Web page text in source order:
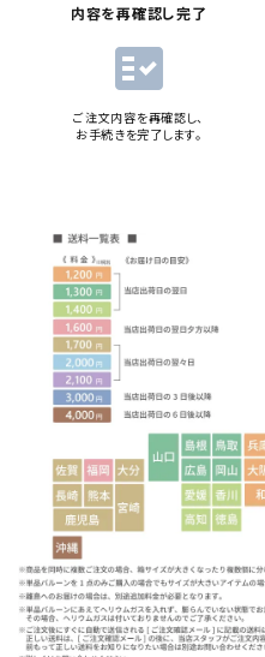
内容を再確認し完了
fact_check
ご注文内容を再確認し、
お手続きを完了します。